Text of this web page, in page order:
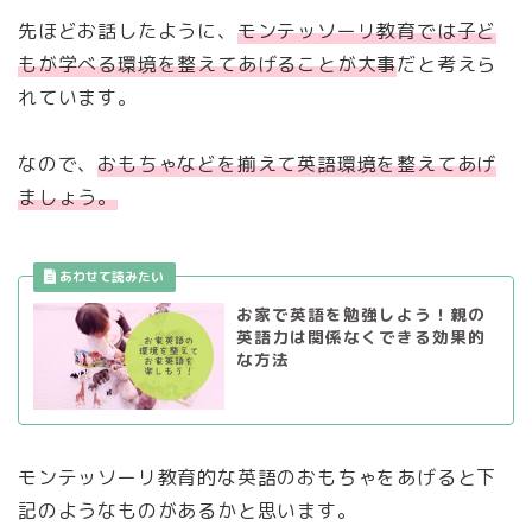
先ほどお話したように、 モンテッソーリ教育では子ど
もが学べる環境を整えてあげることが大事だと考えら
れています。
なので、おもちゃなどを揃えて英語環境を整えてあげ
ましょう。
お家で英語を勉強しよう！親の
英語力は関係なくできる効果的
な方法
モンテッソーリ教育的な英語のおもちゃをあげると下
記のようなものがあるかと思います。